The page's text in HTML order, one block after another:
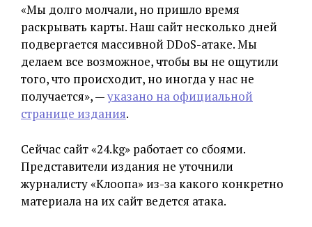
«Мы долго молчали, но пришло время
раскрывать карты. Наш сайт несколько дней
подвергается массивной DDoS-атаке. Мы
делаем все возможное, чтобы вы не ощутили
того, что происходит, но иногда у нас не
получается», —указано на официальной
странице издания.
Сейчас сайт «24.kg» работает со сбоями.
Представители издания не уточнили
журналисту «Клоопа» из-за какого конкретно
материала на их сайт ведется атака.